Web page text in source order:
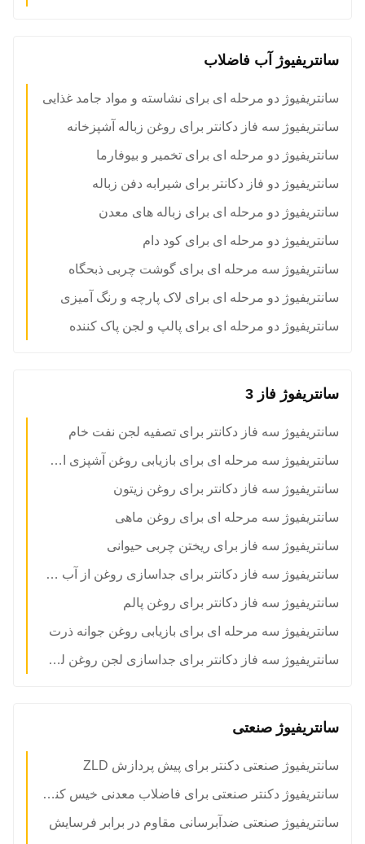
سانتریفیوژ آب فاضلاب
سانتریفیوژ دو مرحله ای برای نشاسته و مواد جامد غذایی
سانتریفیوژ سه فاز دکانتر برای روغن زباله آشپزخانه
سانتریفیوژ دو مرحله ای برای تخمیر و بیوفارما
سانتریفیوژ دو فاز دکانتر برای شیرابه دفن زباله
سانتریفیوژ دو مرحله ای برای زباله های معدن
سانتریفیوژ دو مرحله ای برای کود دام
سانتریفیوژ سه مرحله ای برای گوشت چربی ذبحگاه
سانتریفیوژ دو مرحله ای برای لاک پارچه و رنگ آمیزی
سانتریفیوژ دو مرحله ای برای پالپ و لجن پاک کننده
سانتریفوژ فاز 3
سانتریفیوژ سه فاز دکانتر برای تصفیه لجن نفت خام
سانتریفیوژ سه مرحله ای برای بازیابی روغن آشپزی استفاده شده
سانتریفیوژ سه فاز دکانتر برای روغن زیتون
سانتریفیوژ سه مرحله ای برای روغن ماهی
سانتریفیوژ سه فاز برای ریختن چربی حیوانی
سانتریفیوژ سه فاز دکانتر برای جداسازی روغن از آب و جامد
سانتریفیوژ سه فاز دکانتر برای روغن پالم
سانتریفیوژ سه مرحله ای برای بازیابی روغن جوانه ذرت
سانتریفیوژ سه فاز دکانتر برای جداسازی لجن روغن لسیتین
سانتریفیوژ صنعتی
سانتریفیوژ صنعتی دکنتر برای پیش پردازش ZLD
سانتریفیوژ دکنتر صنعتی برای فاضلاب معدنی خیس کننده
سانتریفیوژ صنعتی ضدآبرسانی مقاوم در برابر فرسایش